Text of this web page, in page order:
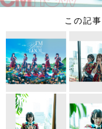
この記